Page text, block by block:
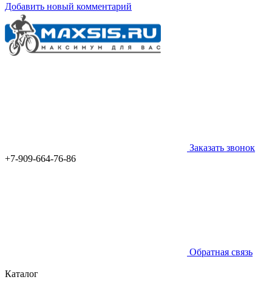
Добавить новый комментарий
Заказать звонок
+7-909-664-76-86
Обратная связь
Каталог